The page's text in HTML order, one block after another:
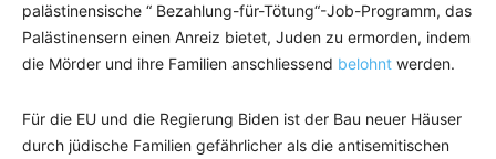
palästinensische “ Bezahlung-für-Tötung“-Job-Programm, das
Palästinensern einen Anreiz bietet, Juden zu ermorden, indem
die Mörder und ihre Familien anschliessend belohnt werden.
Für die EU und die Regierung Biden ist der Bau neuer Häuser
durch jüdische Familien gefährlicher als die antisemitischen